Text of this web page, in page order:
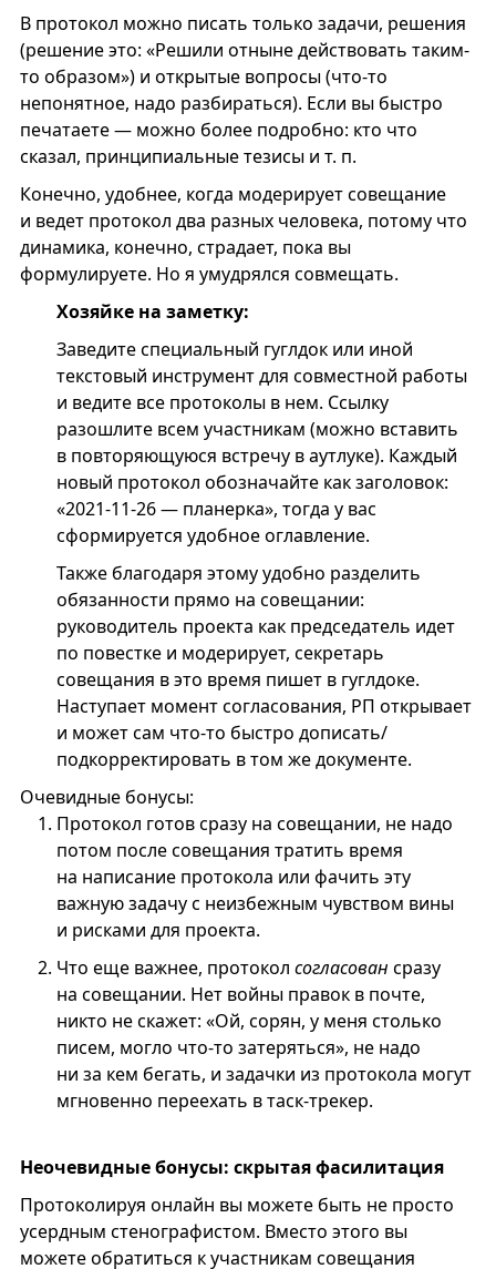
В протокол можно писать только задачи, решения
(решение это: «Решили отныне действовать таким-
то образом») и открытые вопросы (что-то
непонятное, надо разбираться). Если вы быстро
печатаете — можно более подробно: кто что
сказал, принципиальные тезисы и т. п.
Конечно, удобнее, когда модерирует совещание
и ведет протокол два разных человека, потому что
динамика, конечно, страдает, пока вы
формулируете. Но я умудрялся совмещать.
Хозяйке на заметку:
Заведите специальный гуглдок или иной
текстовый инструмент для совместной работы
и ведите все протоколы в нем. Ссылку
разошлите всем участникам (можно вставить
в повторяющуюся встречу в аутлуке). Каждый
новый протокол обозначайте как заголовок:
«2021-11-26 — планерка», тогда у вас
сформируется удобное оглавление.
Также благодаря этому удобно разделить
обязанности прямо на совещании:
руководитель проекта как председатель идет
по повестке и модерирует, секретарь
совещания в это время пишет в гуглдоке.
Наступает момент согласования, РП открывает
и может сам что-то быстро дописать/
подкорректировать в том же документе.
Очевидные бонусы:
Протокол готов сразу на совещании, не надо
потом после совещания тратить время
на написание протокола или фачить эту
важную задачу с неизбежным чувством вины
и рисками для проекта.
Что еще важнее, протокол согласован сразу
на совещании. Нет войны правок в почте,
никто не скажет: «Ой, сорян, у меня столько
писем, могло что-то затеряться», не надо
ни за кем бегать, и задачки из протокола могут
мгновенно переехать в таск-трекер.
Неочевидные бонусы: скрытая фасилитация
Протоколируя онлайн вы можете быть не просто
усердным стенографистом. Вместо этого вы
можете обратиться к участникам совещания